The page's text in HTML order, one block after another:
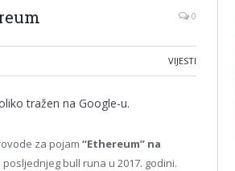
0
VIJESTI
tražen na Google-u.
za pojam “Ethereum” na
bull runa u 2017. godini.